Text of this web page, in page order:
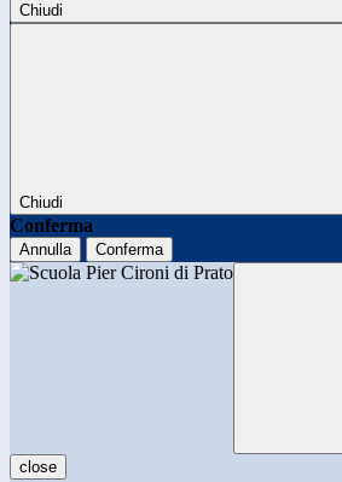
Chiudi
Chiudi
Conferma
Annulla Conferma
close